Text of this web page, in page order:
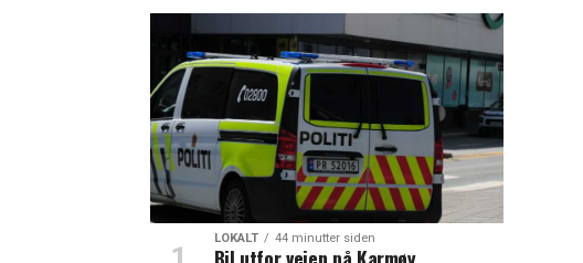
LOKALT 44 minutter siden